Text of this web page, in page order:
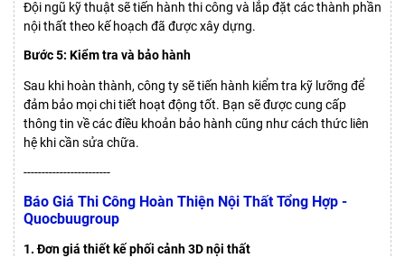
Đội ngũ kỹ thuật sẽ tiến hành thi công và lắp đặt các thành phần
nội thất theo kế hoạch đã được xây dựng.
Bước 5: Kiểm tra và bảo hành
Sau khi hoàn thành, công ty sẽ tiến hành kiểm tra kỹ lưỡng để
đảm bảo mọi chi tiết hoạt động tốt. Bạn sẽ được cung cấp
thông tin về các điều khoản bảo hành cũng như cách thức liên
hệ khi cần sửa chữa.
------------------------
Báo Giá Thi Công Hoàn Thiện Nội Thất Tổng Hợp -
Quocbuugroup
1. Đơn giá thiết kế phối cảnh 3D nội thất